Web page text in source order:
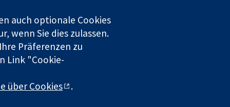
Cochrane Library
Haftung (Nr. 03044323) registriert. Umsatzsteuer-
|Datenschutz
auch optionale Cookies
wenn Sie dies zulassen.
Präferenzen zu
Link "Cookie-
über Cookies .